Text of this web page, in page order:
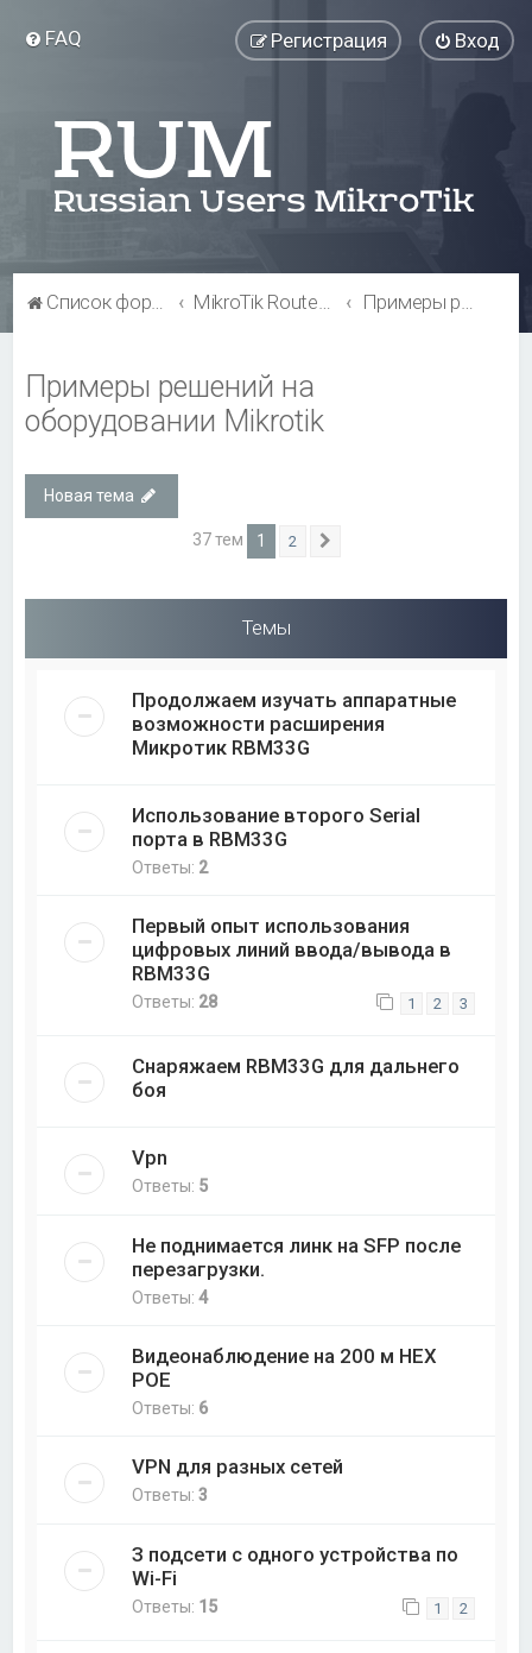
FAQ Вход
Регистрация
Список форумов MikroTik RouterBOARD Примеры решений на оборудовании Mikrotik
Примеры решений на
оборудовании Mikrotik
Новая тема
37 тем 1 2
Темы
Продолжаем изучать аппаратные
возможности расширения
Микротик RBM33G
Использование второго Serial
порта в RBM33G
Ответы: 2
Первый опыт использования
цифровых линий ввода/вывода в
RBM33G
Ответы: 28 1 2 3
Снаряжаем RBM33G для дальнего
боя
Vpn
Ответы: 5
Не поднимается линк на SFP после
перезагрузки.
Ответы:4
Видеонаблюдение на 200 м НЕХ
РОЕ
Ответы: 6
VPN для разных сетей
Ответы:3
З подсети с одного устройства по
Wi-Fi
Ответы: 15 1 2